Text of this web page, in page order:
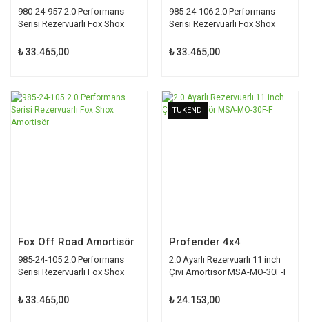
980-24-957 2.0 Performans
Serisi Rezervuarlı Fox Shox
₺ 33.465,00
985-24-106 2.0 Performans
Serisi Rezervuarlı Fox Shox
₺ 33.465,00
TÜKENDİ
Fox Off Road Amortisör
985-24-105 2.0 Performans
Serisi Rezervuarlı Fox Shox
₺ 33.465,00
TÜKENDİ
Profender 4x4
2.0 Ayarlı Rezervuarlı 11 inch
Çivi Amortisör MSA-MO-30F-F
₺ 24.153,00